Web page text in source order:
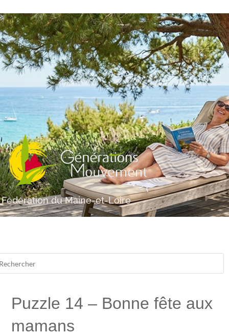
Fédération du Maine-et-Loire
Puzzle 14 – Bonne fête aux
mamans